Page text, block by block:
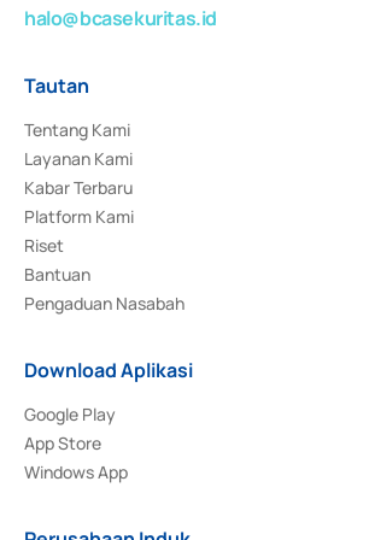
halo@bcasekuritas.id
Tautan
Tentang Kami
Layanan Kami
Kabar Terbaru
Platform Kami
Riset
Bantuan
Pengaduan Nasabah
Download Aplikasi
Google Play
App Store
Windows App